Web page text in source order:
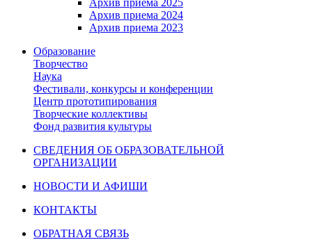
Архив приема 2025
Архив приема 2024
Архив приема 2023
Образование
Творчество
Наука
Фестивали, конкурсы и конференции
Центр прототипирования
Творческие коллективы
Фонд развития культуры
СВЕДЕНИЯ ОБ ОБРАЗОВАТЕЛЬНОЙ
ОРГАНИЗАЦИИ
НОВОСТИ И АФИШИ
КОНТАКТЫ
ОБРАТНАЯ СВЯЗЬ